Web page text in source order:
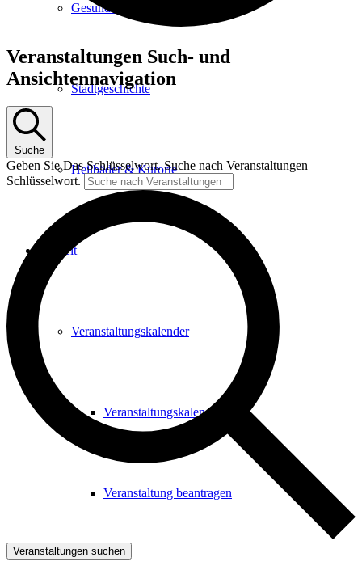
Gesundheit
Stadtgeschichte
Heilbäder & Kurorte
Freizeit
Veranstaltungskalender
Veranstaltungskalender
Veranstaltung beantragen
Veranstaltungen
Veranstaltungen Such- und
Ansichtennavigation
Suche
Geben Sie Das Schlüsselwort. Suche nach Veranstaltungen
Schlüsselwort.
Veranstaltungen suchen